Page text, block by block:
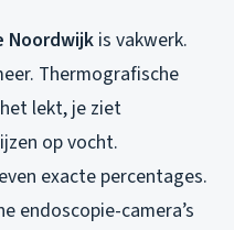
Noordwijk is vakwerk.
Thermografische
lekt, je ziet
op vocht.
exacte percentages.
endoscopie-camera’s